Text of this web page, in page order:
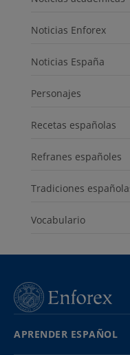
Noticias Enforex
Noticias España
Personajes
Recetas españolas
Refranes españoles
Tradiciones
Vocabulario
APRENDER ESPAÑOL